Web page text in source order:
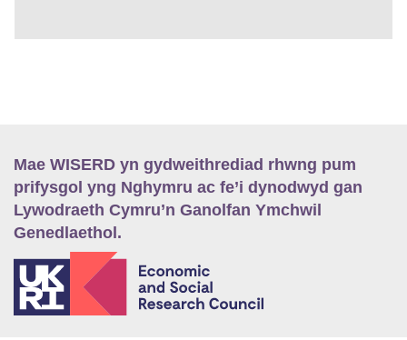
Mae WISERD yn gydweithrediad rhwng pum
prifysgol yng Nghymru ac fe’i dynodwyd gan
Lywodraeth Cymru’n Ganolfan Ymchwil
Genedlaethol.